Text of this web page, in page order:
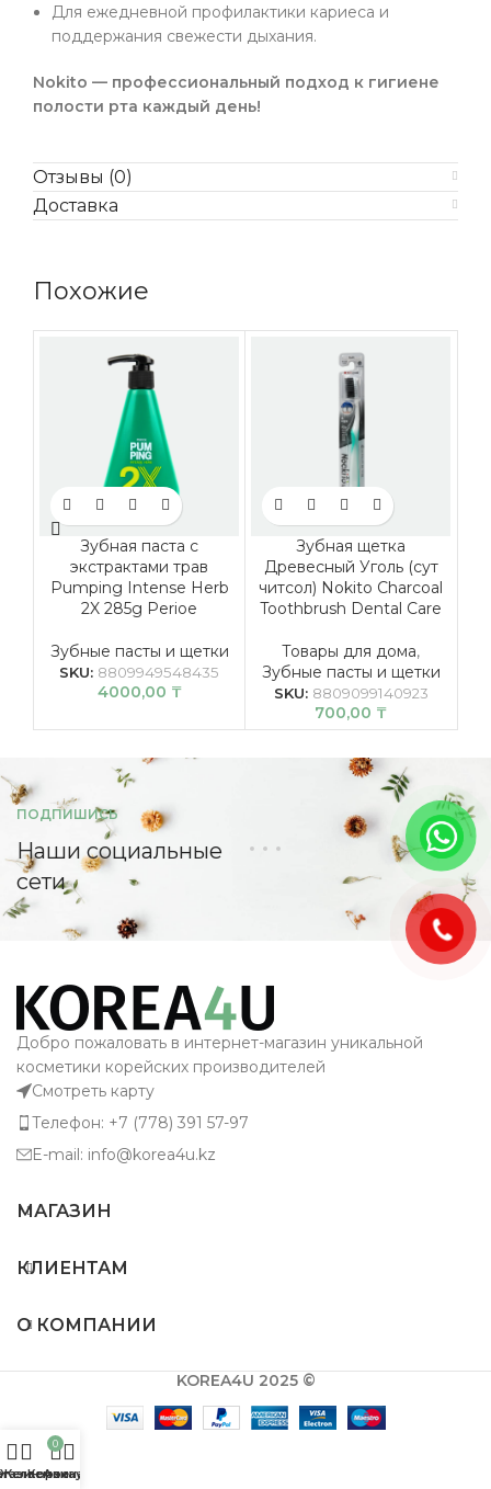
Для ежедневной профилактики кариеса и
поддержания свежести дыхания.
Nokito — профессиональный подход к гигиене
полости рта каждый день!
Отзывы (0)
Доставка
Похожие
Зубная паста с
экстрактами трав
Pumping Intense Herb
2X 285g Perioe
Зубные пасты и щетки
SKU: 8809949548435
4000,00 ₸
Зубная щетка
Древесный Уголь (сут
читсол) Nokito Charcoal
Toothbrush Dental Care
Товары для дома,
Зубные пасты и щетки
SKU: 8809099140923
700,00 ₸
ПОДПИШИСЬ
Наши социальные
сети
Добро пожаловать в интернет-магазин уникальной
косметики корейских производителей
Смотреть карту
Телефон: +7 (778) 391 57-97
E-mail: info@korea4u.kz
МАГАЗИН
КЛИЕНТАМ
О КОМПАНИИ
KOREA4U 2025 ©
Желаемое
0
Корзина
Аккаунт